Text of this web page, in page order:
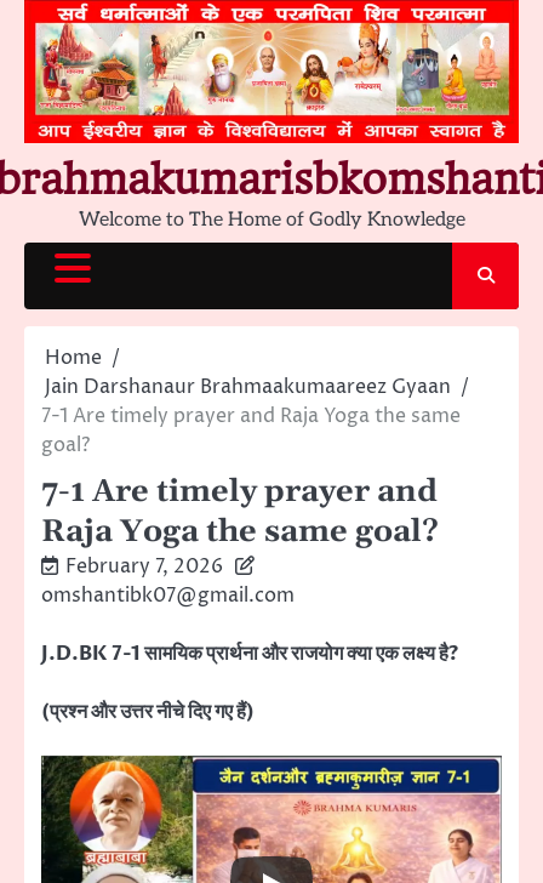
content
Welcome to The Home of Godly Knowledge
Home
Jain Darshanaur Brahmaakumaareez Gyaan
7-1 Are timely prayer and Raja Yoga the same
goal?
7-1 Are timely prayer and
Raja Yoga the same goal?
February 7, 2026
omshantibk07@gmail.com
J.D.BK 7-1 सामयिक प्रार्थना और राजयोग क्या एक लक्ष्य है?
(प्रश्न और उत्तर नीचे दिए गए हैं)